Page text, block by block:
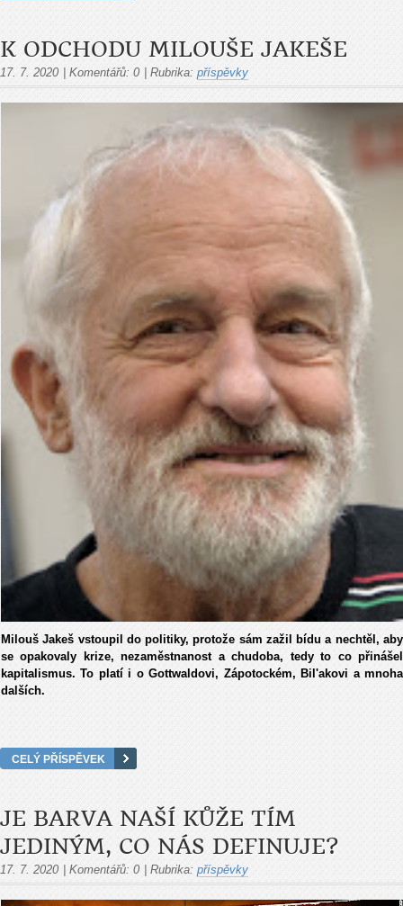
K ODCHODU MILOUŠE JAKEŠE
17. 7. 2020 Komentářů: 0 Rubrika: příspěvky
Milouš Jakeš vstoupil do politiky, protože sám zažil bídu a nechtěl, aby
se opakovaly krize, nezaměstnanost a chudoba, tedy to co přinášel
kapitalismus. To platí i o Gottwaldovi, Zápotockém, Bil'akovi a mnoha
dalších.
CELÝ PŘÍSPĚVEK
JE BARVA NAŠÍ KŮŽE TÍM
JEDINÝM, CO NÁS DEFINUJE?
17. 7. 2020 Komentářů: 0 Rubrika: příspěvky